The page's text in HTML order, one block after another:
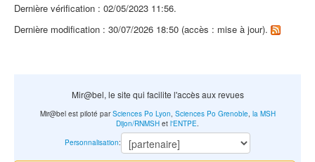
Dernière vérification : 02/05/2023 11:56.
Dernière modification : 30/07/2026 18:50 (accès : mise à jour).
Mir@bel, le site qui facilite l'accès aux revues
Mir@bel est piloté parSciences Po Lyon, Sciences Po Grenoble, la MSH
Dijon/RNMSH et l'ENTPE.
Personnalisation: